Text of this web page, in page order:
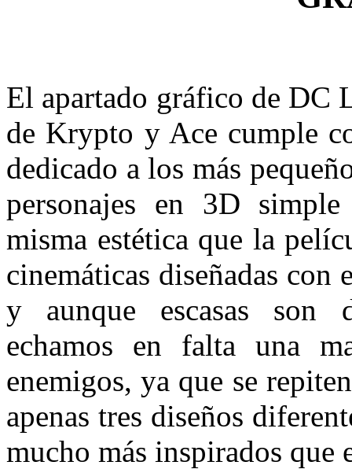
El apartado gráfico de DC
de Krypto y Ace cumple
dedicado a los más
personajes en 3D
misma estética que la
cinemáticas diseñadas
y aunque escasas son
echamos en falta una
enemigos, ya que se
apenas tres diseños
mucho más inspirados que